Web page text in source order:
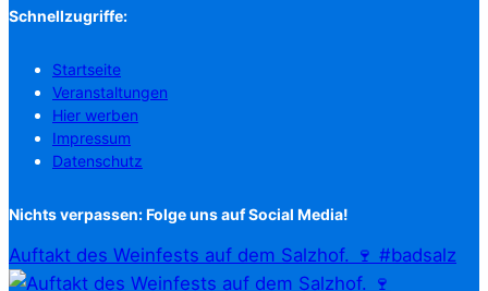
Schnellzugriffe:
Startseite
Veranstaltungen
Hier werben
Impressum
Datenschutz
Nichts verpassen: Folge uns auf Social Media!
Auftakt des Weinfests auf dem Salzhof. 🍷 #badsalz